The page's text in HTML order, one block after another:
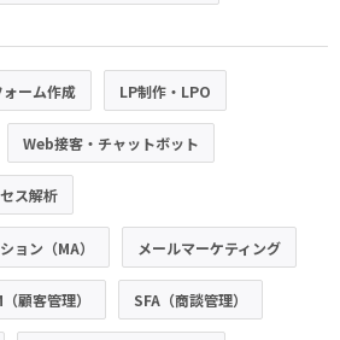
ォーム作成 LP制作・LPO
Web接客・チャットボット
ス解析
ョン（MA） メールマーケティング
顧客管理） SFA（商談管理）